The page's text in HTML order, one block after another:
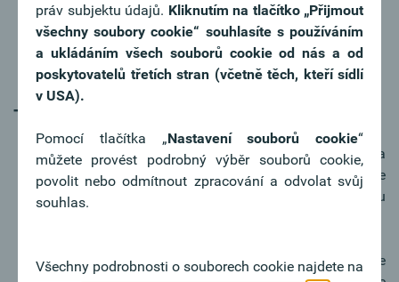
Tipy k žádosti o místo
V motivačním dopise vyzdvihněte svou osobu a
váš zájem o práci v Oberbank. Motivační dopis je
nejosobnější dokument a obvykle první věc, kterou
Důkladně se připravte na přijímací pohovor. Ukažte
práv subjektu údajů. Kliknutím na tlačítko „Přijmout
všechny soubory cookie“ souhlasíte s používáním
a ukládáním všech souborů cookie od nás a od
poskytovatelů třetích stran (včetně těch, kteří sídlí
v USA).
Pomocí tlačítka „Nastavení souborů cookie“
můžete provést podrobný výběr souborů cookie,
povolit nebo odmítnout zpracování a odvolat svůj
souhlas.
Všechny podrobnosti o souborech cookie najdete na